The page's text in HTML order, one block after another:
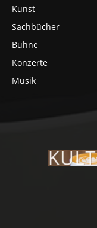
Kunst
Sachbücher
Bühne
Konzerte
Musik